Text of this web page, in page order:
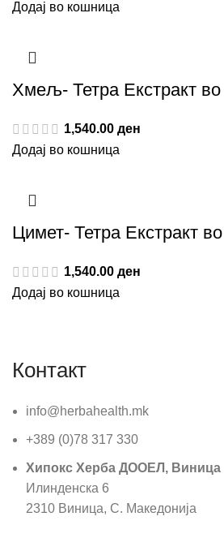
Додај во кошница
Хмељ- Тетра Екстракт
1,540.00 ден
Додај во кошница
Цимет- Тетра Екстракт
1,540.00 ден
Додај во кошница
Контакт
info@herbahealth.mk
+389 (0)78 317 330
Хипокс Херба ДООЕЛ, Виница
Илинденска 6
2310 Виница, С. Македонија